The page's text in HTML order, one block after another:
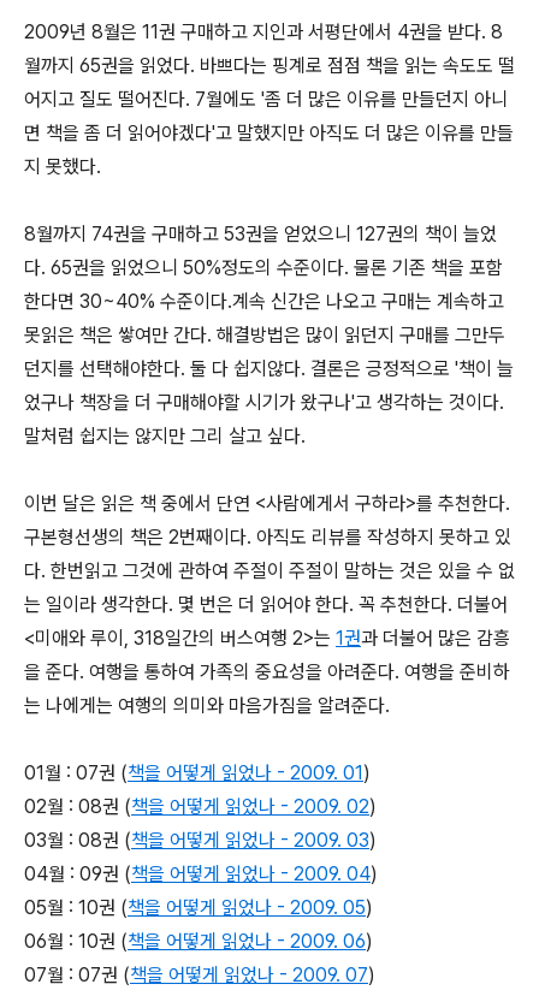
2009년 8월은 11권 구매하고 지인과 서평단에서 4권을 받다. 8
월까지 65권을 읽었다. 바쁘다는 핑계로 점점 책을 읽는 속도도 떨
어지고 질도 떨어진다. 7월에도 '좀 더 많은 이유를 만들던지 아니
면 책을 좀 더 읽어야겠다'고 말했지만 아직도 더 많은 이유를 만들
지 못했다.
8월까지 74권을 구매하고 53권을 얻었으니 127권의 책이 늘었
다. 65권을 읽었으니 50%정도의 수준이다. 물론 기존 책을 포함
한다면 30~40% 수준이다.계속 신간은 나오고 구매는 계속하고
못읽은 책은 쌓여만 간다. 해결방법은 많이 읽던지 구매를 그만두
던지를 선택해야한다. 둘 다 쉽지않다. 결론은 긍정적으로 '책이 늘
었구나 책장을 더 구매해야할 시기가 왔구나'고 생각하는 것이다.
말처럼 쉽지는 않지만 그리 살고 싶다.
이번 달은 읽은 책 중에서 단연 <사람에게서 구하라>를 추천한다.
구본형선생의 책은 2번째이다. 아직도 리뷰를 작성하지 못하고 있
다. 한번읽고 그것에 관하여 주절이 주절이 말하는 것은 있을 수 없
는 일이라 생각한다. 몇 번은 더 읽어야 한다. 꼭 추천한다. 더불어
<미애와 루이, 318일간의 버스여행 2>는 1권과 더불어 많은 감흥
을 준다. 여행을 통하여 가족의 중요성을 아려준다. 여행을 준비하
는 나에게는 여행의 의미와 마음가짐을 알려준다.
01월 : 07권 (책을 어떻게 읽었나 - 2009. 01)
02월 : 08권 (책을 어떻게 읽었나 - 2009. 02)
03월 : 08권 (책을 어떻게 읽었나 - 2009. 03)
04월 : 09권 (책을 어떻게 읽었나 - 2009. 04)
05월 : 10권 (책을 어떻게 읽었나 - 2009. 05)
06월 : 10권 (책을 어떻게 읽었나 - 2009. 06)
07월 : 07권 (책을 어떻게 읽었나 - 2009. 07)